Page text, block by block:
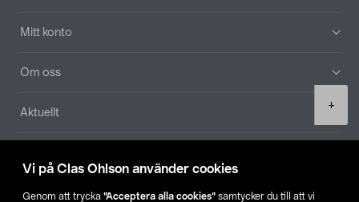
Vi på Clas Ohlson använder cookies
Genom att trycka ”Acceptera alla cookies” samtycker du till att vi
+
Mitt konto
Om oss
Aktuellt
Hitta butik